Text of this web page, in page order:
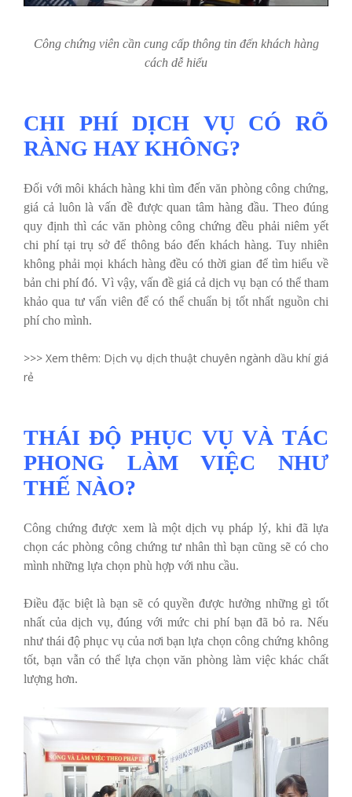
Công chứng viên cần cung cấp thông tin đến khách hàng
cách dễ hiểu
CHI PHÍ DỊCH VỤ CÓ RÕ
RÀNG HAY KHÔNG?
Đối với môi khách hàng khi tìm đến văn phòng công chứng,
giá cả luôn là vấn đề được quan tâm hàng đầu. Theo đúng
quy định thì các văn phòng công chứng đều phải niêm yết
chi phí tại trụ sở để thông báo đến khách hàng. Tuy nhiên
không phải mọi khách hàng đều có thời gian để tìm hiểu về
bản chi phí đó. Vì vậy, vấn đề giá cả dịch vụ bạn có thể tham
khảo qua tư vấn viên để có thể chuẩn bị tốt nhất nguồn chi
phí cho mình.
>>> Xem thêm: Dịch vụ dịch thuật chuyên ngành dầu khí giá
rẻ
THÁI ĐỘ PHỤC VỤ VÀ TÁC
PHONG LÀM VIỆC NHƯ
THẾ NÀO?
Công chứng được xem là một dịch vụ pháp lý, khi đã lựa
chọn các phòng công chứng tư nhân thì bạn cũng sẽ có cho
mình những lựa chọn phù hợp với nhu cầu.
Điều đặc biệt là bạn sẽ có quyền được hưởng những gì tốt
nhất của dịch vụ, đúng với mức chi phí bạn đã bỏ ra. Nếu
như thái độ phục vụ của nơi bạn lựa chọn công chứng không
tốt, bạn vẫn có thể lựa chọn văn phòng làm việc khác chất
lượng hơn.